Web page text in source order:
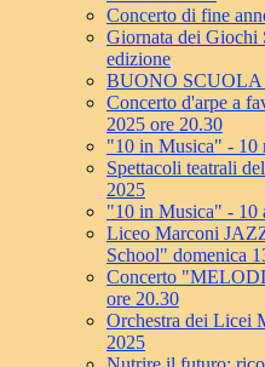
Concerto di fine
Giornata dei Giochi
edizione
BUONO SCUOLA
Concerto d'arpe a
2025 ore 20.30
"10 in Musica" - 10
Spettacoli teatrali
2025
"10 in Musica" - 10
Liceo Marconi
School" domenica
Concerto
ore 20.30
Orchestra dei Licei
2025